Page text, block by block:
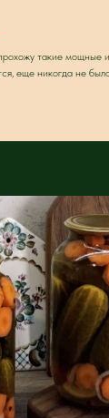
такие мощные
еще никогда не